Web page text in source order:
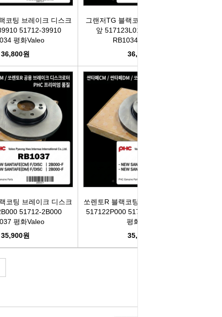
코팅 브레이크 디스크
51712-39910
평화Valeo
36,800원
그랜저TG 블랙코팅 브레이크 디스크
앞 517123L010 51712-3L010
RB1034 평화Valeo
36,800원
코팅 브레이크 디스크
51712-2B000
평화Valeo
35,900원
쏘렌토R 블랙코팅 브레이크 디스크 앞
517122P000 51712-2P000 RB1037
평화Valeo
35,900원